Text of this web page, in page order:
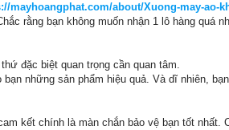
mayhoangphat.com/about/Xuong-may-ao-
rằng bạn không muốn nhận 1 lô hàng quá
đặc biệt quan trọng cần quan tâm.
những sản phẩm hiệu quả. Và dĩ nhiên,
kết chính là màn chắn bảo vệ bạn tốt nhất.